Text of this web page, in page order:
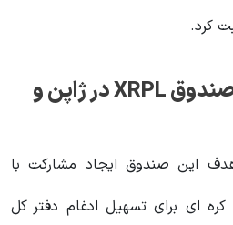
مناطق اصلی تمرکز صندوق XRPL در ژاپن و
این صندوق ایجاد مشارکت با
ای برای تسهیل ادغام دفتر کل